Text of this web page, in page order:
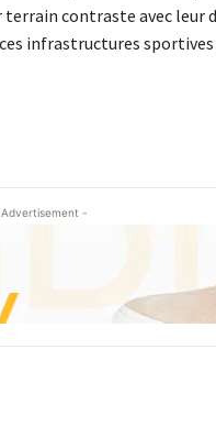
contraste avec leur
infrastructures
-